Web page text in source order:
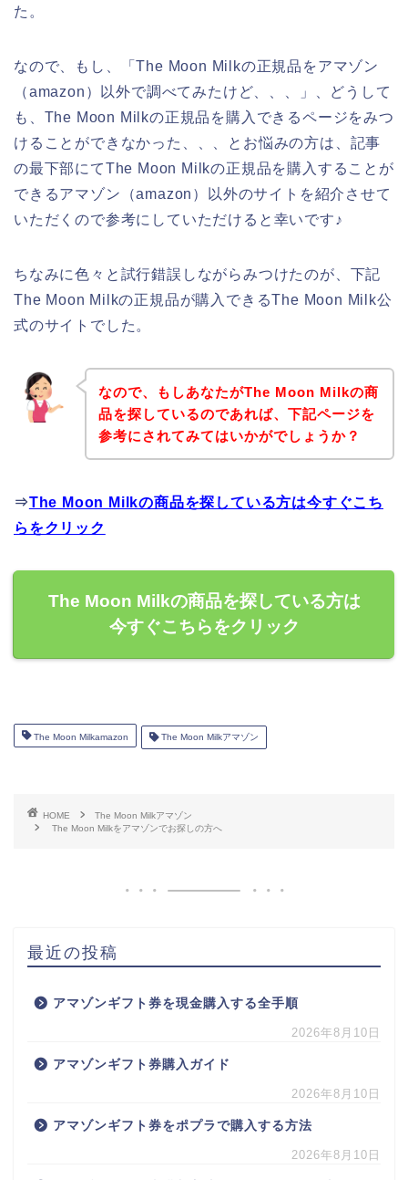
た。
なので、もし、「The Moon Milkの正規品をアマゾン
（amazon）以外で調べてみたけど、、、」、どうして
も、The Moon Milkの正規品を購入できるページをみつ
けることができなかった、、、とお悩みの方は、記事
の最下部にてThe Moon Milkの正規品を購入することが
できるアマゾン（amazon）以外のサイトを紹介させて
いただくので参考にしていただけると幸いです♪
ちなみに色々と試行錯誤しながらみつけたのが、下記
The Moon Milkの正規品が購入できるThe Moon Milk公
式のサイトでした。
なので、もしあなたがThe Moon Milkの商
品を探しているのであれば、下記ページを
参考にされてみてはいかがでしょうか？
⇒The Moon Milkの商品を探している方は今すぐこち
らをクリック
The Moon Milkの商品を探している方は
今すぐこちらをクリック
The Moon Milkamazon The Moon Milkアマゾン
HOME
The Moon Milkアマゾン
The Moon Milkをアマゾンでお探しの方へ
最近の投稿
アマゾンギフト券を現金購入する全手順
2026年8月10日
アマゾンギフト券購入ガイド
2026年8月10日
アマゾンギフト券をポプラで購入する方法
2026年8月10日